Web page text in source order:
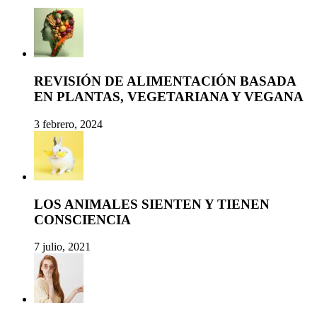
REVISIÓN DE ALIMENTACIÓN BASADA
EN PLANTAS, VEGETARIANA Y VEGANA
3 febrero, 2024
LOS ANIMALES SIENTEN Y TIENEN
CONSCIENCIA
7 julio, 2021